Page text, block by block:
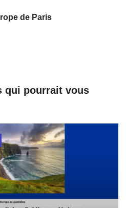
de Paris
qui pourrait vous